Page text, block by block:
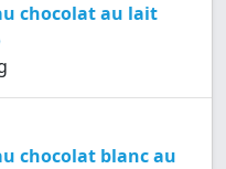
chocolat au lait
chocolat blanc au